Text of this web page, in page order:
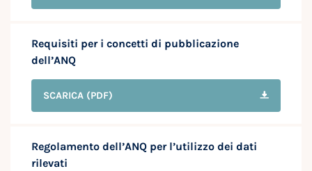
Requisiti per i concetti di pubblicazione
dell’ANQ
SCARICA (PDF)
Regolamento dell’ANQ per l’utilizzo dei dati
rilevati